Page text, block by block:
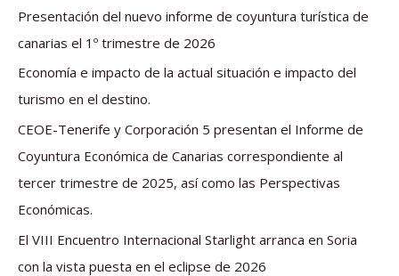
Presentación del nuevo informe de coyuntura turística de
canarias el 1º trimestre de 2026
Economía e impacto de la actual situación e impacto del
turismo en el destino.
CEOE-Tenerife y Corporación 5 presentan el Informe de
Coyuntura Económica de Canarias correspondiente al
tercer trimestre de 2025, así como las Perspectivas
Económicas.
El VIII Encuentro Internacional Starlight arranca en Soria
con la vista puesta en el eclipse de 2026